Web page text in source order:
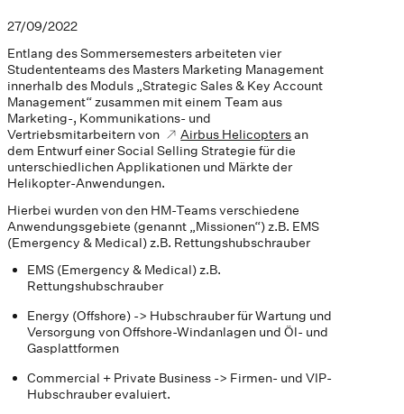
27/09/2022
Entlang des Sommersemesters arbeiteten vier
Studententeams des Masters Marketing Management
innerhalb des Moduls „Strategic Sales & Key Account
Management“ zusammen mit einem Team aus
Marketing-, Kommunikations- und
Vertriebsmitarbeitern von
Airbus Helicoptersan
dem Entwurf einer Social Selling Strategie für die
unterschiedlichen Applikationen und Märkte der
Helikopter-Anwendungen.
Hierbei wurden von den HM-Teams verschiedene
Anwendungsgebiete (genannt „Missionen“) z.B. EMS
(Emergency & Medical) z.B. Rettungshubschrauber
EMS (Emergency & Medical) z.B.
Rettungshubschrauber
Energy (Offshore) -> Hubschrauber für Wartung und
Versorgung von Offshore-Windanlagen und Öl- und
Gasplattformen
Commercial + Private Business -> Firmen- und VIP-
Hubschrauber evaluiert.